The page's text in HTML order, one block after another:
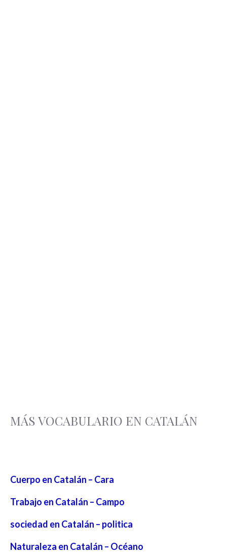
MÁS VOCABULARIO EN CATALÁN
Cuerpo en Catalán – Cara
Trabajo en Catalán – Campo
sociedad en Catalán – politica
Naturaleza en Catalán – Océano